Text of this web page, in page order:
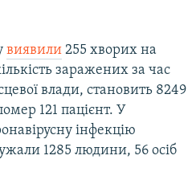
виявили 255 хворих на
заражених за час
влади, становить 8249
121 пацієнт. У
інфекцію
1285 людини, 56 осіб